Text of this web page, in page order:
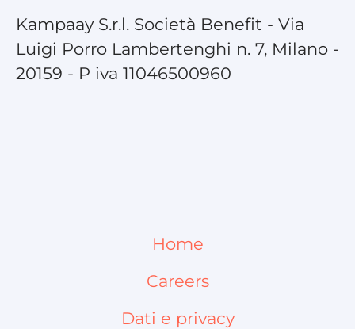
Kampaay S.r.l. Società Benefit - Via
Luigi Porro Lambertenghi n. 7, Milano -
20159 - P iva 11046500960
Home
Careers
Dati e privacy